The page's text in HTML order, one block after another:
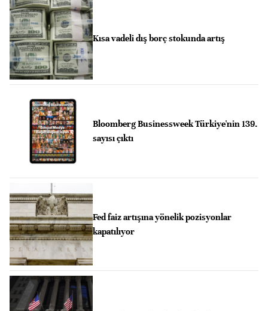
Kısa vadeli dış borç stokunda artış
Bloomberg Businessweek Türkiye'nin 139.
sayısı çıktı
Fed faiz artışına yönelik pozisyonlar
kapatılıyor